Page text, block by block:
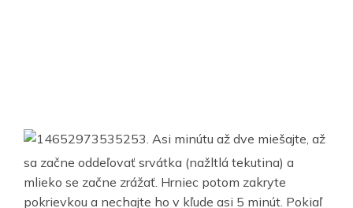
3. Asi minútu až dve miešajte, až
sa začne oddeľovať srvátka (nažltlá tekutina) a
mlieko se začne zrážať. Hrniec potom zakryte
pokrievkou a nechajte ho v kľude asi 5 minút. Pokiaľ